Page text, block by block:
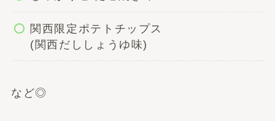
関西限定ポテトチップス
(関西だししょうゆ味)
など◎